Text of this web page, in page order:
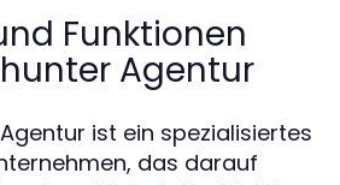
Funktionen
Agentur
ist ein spezialisiertes
das darauf